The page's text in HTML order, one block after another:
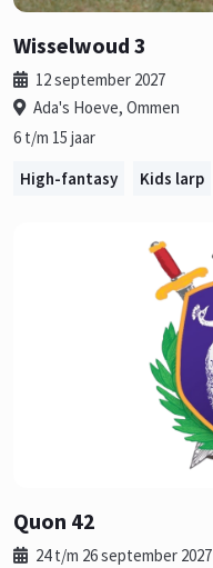
Wisselwoud 3
12 september 2027
Ada's Hoeve, Ommen
6 t/m 15 jaar
High-fantasy
Kids larp
Quon 42
24 t/m 26 september 2027